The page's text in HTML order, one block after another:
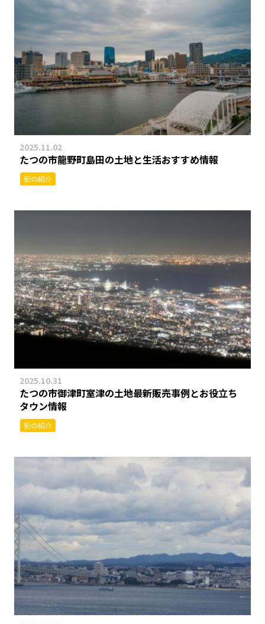
2025.11.02
たつの市龍野町島田の土地と生活おすすめ情報
街の紹介
2025.10.31
たつの市御津町室津の土地最新販売事例とお役立ち
タウン情報
街の紹介